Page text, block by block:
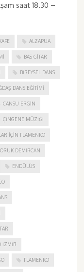
saat 18.30 –
ALZAPUA
BAS GITAR
BIREYSEL DANS
DANS EĞITIMI
CANSU ERGIN
ÇINGENE MÜZIĞI
IÇIN FLAMENKO
DEMIRCAN
ENDÜLÜS
IZMIR
FLAMENKO